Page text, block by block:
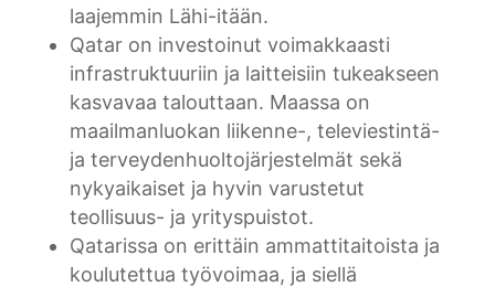
laajemmin Lähi-itään.
Qatar on investoinut voimakkaasti
infrastruktuuriin ja laitteisiin tukeakseen
kasvavaa talouttaan. Maassa on
maailmanluokan liikenne-, televiestintä-
ja terveydenhuoltojärjestelmät sekä
nykyaikaiset ja hyvin varustetut
teollisuus- ja yrityspuistot.
Qatarissa on erittäin ammattitaitoista ja
koulutettua työvoimaa, ja siellä